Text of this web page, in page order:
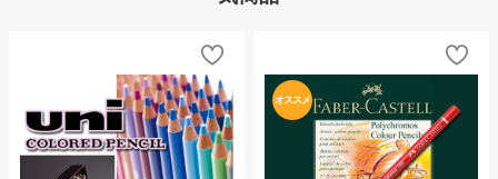
オススメ